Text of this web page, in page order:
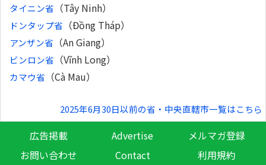
タイニン省 （Tây Ninh）
ドンタップ省 （Đồng Tháp）
アンザン省 （An Giang）
ビンロン省 （Vĩnh Long）
カマウ省 （Cà Mau）
2025年6月30日以前の省・中央直轄市一覧はこちら
広告掲載 Advertise
メルマガ登録
お問い合わせ
Contact 利用規約